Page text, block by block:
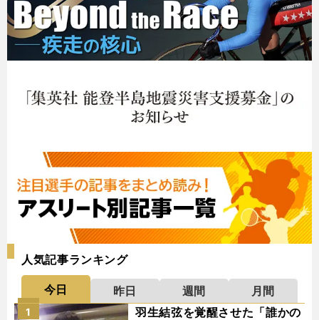
人気記事ランキング
今日 昨日 週間
月間
羽生結弦を覚醒させた「誰かの
1